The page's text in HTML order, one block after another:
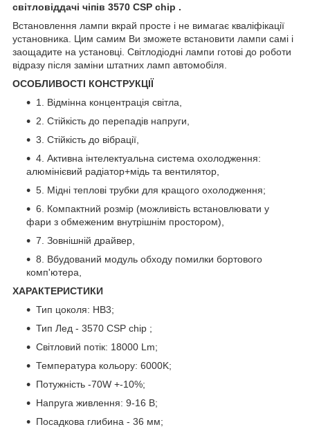
світловіддачі чіпів 3570 CSP chip .
Встановлення лампи вкрай просте і не вимагає кваліфікації
установника. Цим самим Ви зможете встановити лампи самі і
заощадите на установці. Світлодіодні лампи готові до роботи
відразу після заміни штатних ламп автомобіля.
ОСОБЛИВОСТІ КОНСТРУКЦІЇ
1. Відмінна концентрація світла,
2. Стійкість до перепадів напруги,
3. Стійкість до вібрації,
4. Активна інтелектуальна система охолодження:
алюмінієвий радіатор+мідь та вентилятор,
5. Мідні теплові трубки для кращого охолодження;
6. Компактний розмір (можливість встановлювати у
фари з обмеженим внутрішнім простором),
7. Зовнішній драйвер,
8. Вбудований модуль обходу помилки бортового
комп'ютера,
ХАРАКТЕРИСТИКИ
Тип цоколя: HB3;
Тип Лед - 3570 CSP chip ;
Світловий потік: 18000 Lm;
Температура кольору: 6000K;
Потужність -70W +-10%;
Напруга живлення: 9-16 В;
Посадкова глибина - 36 мм;